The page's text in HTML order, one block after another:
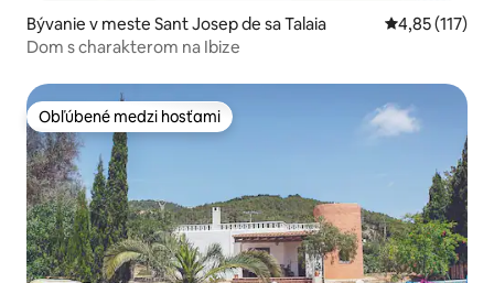
Bývanie v meste Sant Josep de sa Talaia Priemerné
4,85 (117)
Dom s charakterom na Ibize
Obľúbené medzi hosťami
Obľúbené medzi hosťami